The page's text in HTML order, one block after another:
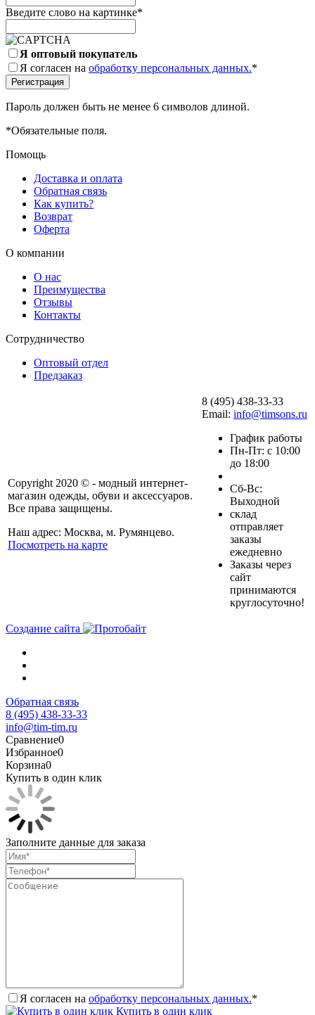
Введите слово на картинке*
Я оптовый покупатель
Я согласен на обработку персональных данных.*
Пароль должен быть не менее 6 символов длиной.
*Обязательные поля.
Помощь
Доставка и оплата
Обратная связь
Как купить?
Возврат
Оферта
О компании
О нас
Преимущества
Отзывы
Контакты
Сотрудничество
Оптовый отдел
Предзаказ
Copyright 2020 © - модный интернет-
магазин одежды, обуви и аксессуаров.
Все права защищены.
Наш адрес: Москва, м. Румянцево.
Посмотреть на карте
8 (495) 438-33-33
Email: info@timsons.ru
График работы
Пн-Пт: с 10:00
до 18:00
Cб-Вс:
Выходной
склад
отправляет
заказы
ежедневно
Заказы через
сайт
принимаются
круглосуточно!
Создание сайта
Обратная связь
8 (495) 438-33-33
info@tim-tim.ru
Сравнение0
Избранное0
Корзина0
Купить в один клик
Заполните данные для заказа
Я согласен на обработку персональных данных.*
Купить в один клик